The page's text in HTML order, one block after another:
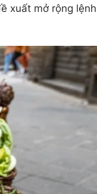
xuất mở rộng lệnh